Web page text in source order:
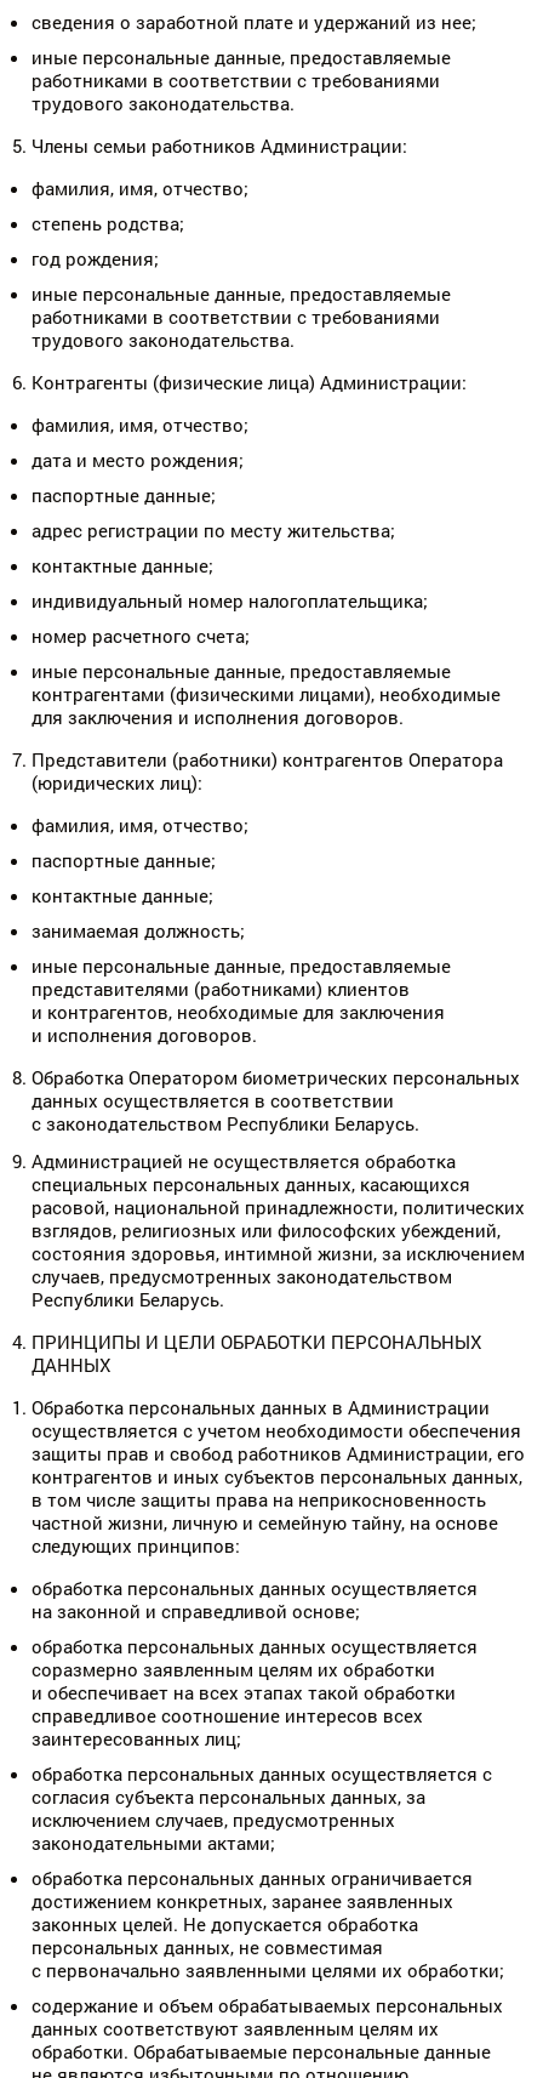
сведения о заработной плате и удержаний из нее;
иные персональные данные, предоставляемые
работниками в соответствии с требованиями
трудового законодательства.
Члены семьи работников Администрации:
фамилия, имя, отчество;
степень родства;
год рождения;
иные персональные данные, предоставляемые
работниками в соответствии с требованиями
трудового законодательства.
Контрагенты (физические лица) Администрации:
фамилия, имя, отчество;
дата и место рождения;
паспортные данные;
адрес регистрации по месту жительства;
контактные данные;
индивидуальный номер налогоплательщика;
номер расчетного счета;
иные персональные данные, предоставляемые
контрагентами (физическими лицами), необходимые
для заключения и исполнения договоров.
Представители (работники) контрагентов Оператора
(юридических лиц):
фамилия, имя, отчество;
паспортные данные;
контактные данные;
занимаемая должность;
иные персональные данные, предоставляемые
представителями (работниками) клиентов
и контрагентов, необходимые для заключения
и исполнения договоров.
Обработка Оператором биометрических персональных
данных осуществляется в соответствии
с законодательством Республики Беларусь.
Администрацией не осуществляется обработка
специальных персональных данных, касающихся
расовой, национальной принадлежности, политических
взглядов, религиозных или философских убеждений,
состояния здоровья, интимной жизни, за исключением
случаев, предусмотренных законодательством
Республики Беларусь.
ПРИНЦИПЫ И ЦЕЛИ ОБРАБОТКИ ПЕРСОНАЛЬНЫХ
ДАННЫХ
Обработка персональных данных в Администрации
осуществляется с учетом необходимости обеспечения
защиты прав и свобод работников Администрации, его
контрагентов и иных субъектов персональных данных,
в том числе защиты права на неприкосновенность
частной жизни, личную и семейную тайну, на основе
следующих принципов:
обработка персональных данных осуществляется
на законной и справедливой основе;
обработка персональных данных осуществляется
соразмерно заявленным целям их обработки
и обеспечивает на всех этапах такой обработки
справедливое соотношение интересов всех
заинтересованных лиц;
обработка персональных данных осуществляется с
согласия субъекта персональных данных, за
исключением случаев, предусмотренных
законодательными актами;
обработка персональных данных ограничивается
достижением конкретных, заранее заявленных
законных целей. Не допускается обработка
персональных данных, не совместимая
с первоначально заявленными целями их обработки;
содержание и объем обрабатываемых персональных
данных соответствуют заявленным целям их
обработки. Обрабатываемые персональные данные